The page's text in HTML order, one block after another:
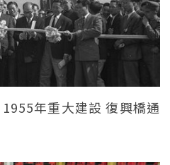
1955年重大建設 復興橋通